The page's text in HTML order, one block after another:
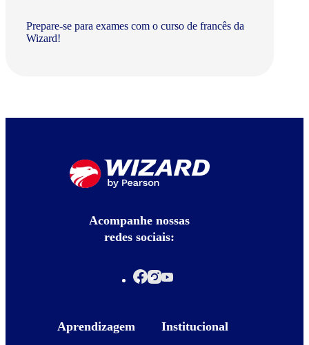
Prepare-se para exames com o curso de francês da
Wizard!
Acompanhe nossas
redes sociais:
Aprendizagem Institucional